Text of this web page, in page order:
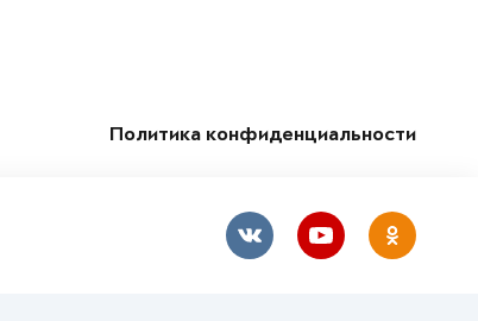
Политика конфиденциальности